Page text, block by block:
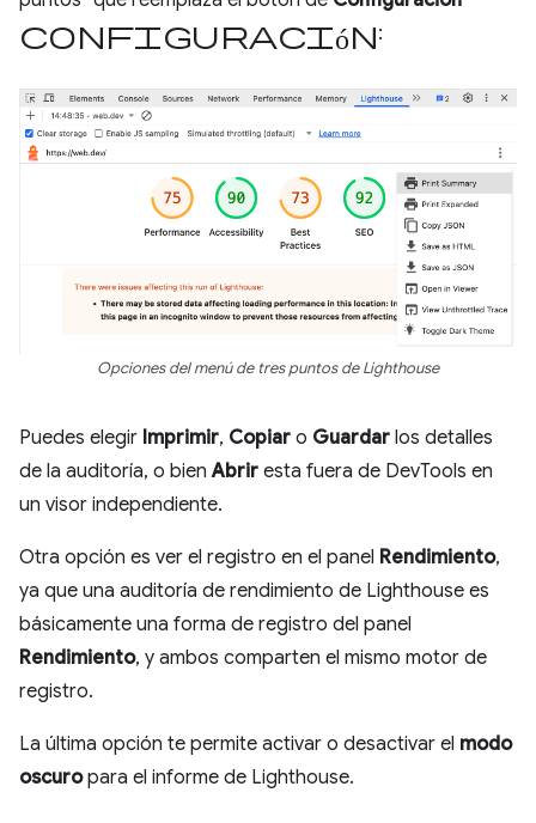
configuración:
Opciones del menú de tres puntos de Lighthouse
Puedes elegir Imprimir, Copiar o Guardar los detalles
de la auditoría, o bienAbrir esta fuera de DevTools en
un visor independiente.
Otra opción es ver el registro en el panel Rendimiento,
ya que una auditoría de rendimiento de Lighthouse es
básicamente una forma de registro del panel
Rendimiento, y ambos comparten el mismo motor de
registro.
La última opción te permite activar o desactivar el modo
oscuropara el informe de Lighthouse.